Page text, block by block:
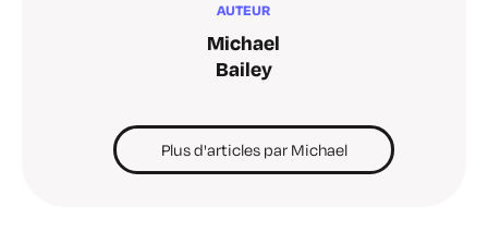
AUTEUR
Michael
Bailey
Plus d'articles par Michael